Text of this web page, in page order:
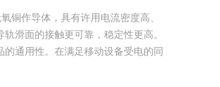
铜作导体，具有许用电流密度高、
滑面的接触更可靠，稳定性更高。
通用性。在满足移动设备受电的同